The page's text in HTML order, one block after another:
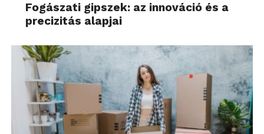
Fogászati gipszek: az innováció és a
precizitás alapjai